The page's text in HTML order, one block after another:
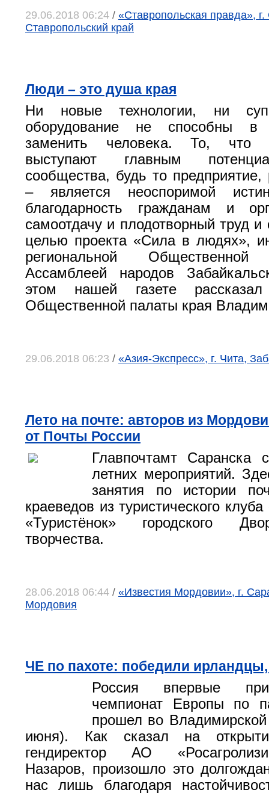
29.06.2018 06:24 / «Ставропольская правда»,
Ставропольский край
Люди – это душа края
Ни новые технологии, ни
оборудование не способны
заменить человека. То, что
выступают главным
сообщества, будь то предприятие,
– является неоспоримой
благодарность гражданам и
самоотдачу и плодотворный труд и
целью проекта «Сила в людях»,
региональной
Ассамблеей народов
этом нашей газете рассказал
Общественной палаты края
29.06.2018 06:23 / «Азия-Экспресс», г. Чита,
Лето на почте: авторов из
от Почты России
Главпочтамт Саранска
летних мероприятий.
занятия по истории
краеведов из туристического
«Туристёнок» городского
творчества.
28.06.2018 06:44 / «Известия Мордовии», г.
Мордовия
ЧЕ по пахоте: победили
Россия впервые
чемпионат Европы по
прошел во
июня). Как сказал на
гендиректор АО
Назаров, произошло это
нас лишь благодаря